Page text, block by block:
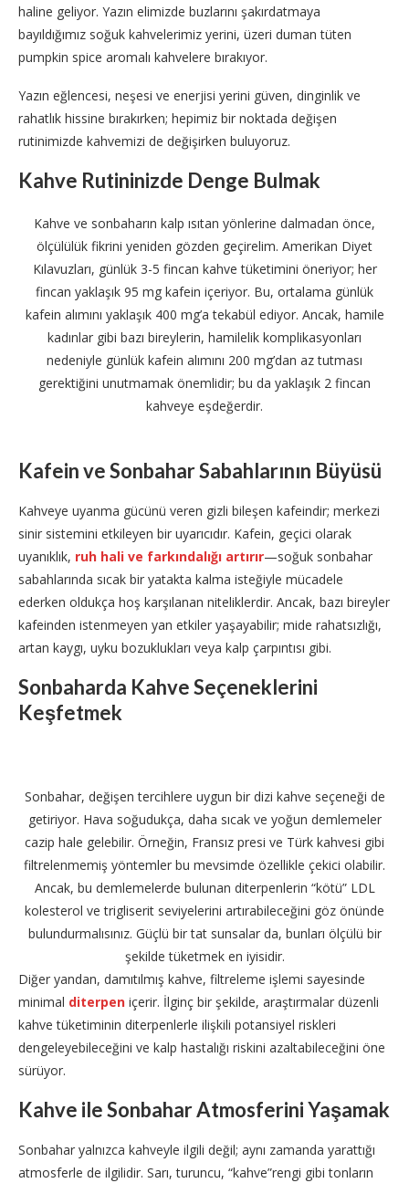
haline geliyor. Yazın elimizde buzlarını şakırdatmaya
bayıldığımız soğuk kahvelerimiz yerini, üzeri duman tüten
pumpkin spice aromalı kahvelere bırakıyor.
Yazın eğlencesi, neşesi ve enerjisi yerini güven, dinginlik ve
rahatlık hissine bırakırken; hepimiz bir noktada değişen
rutinimizde kahvemizi de değişirken buluyoruz.
Kahve Rutininizde Denge Bulmak
Kahve ve sonbaharın kalp ısıtan yönlerine dalmadan önce,
ölçülülük fikrini yeniden gözden geçirelim. Amerikan Diyet
Kılavuzları, günlük 3-5 fincan kahve tüketimini öneriyor; her
fincan yaklaşık 95 mg kafein içeriyor. Bu, ortalama günlük
kafein alımını yaklaşık 400 mg’a tekabül ediyor. Ancak, hamile
kadınlar gibi bazı bireylerin, hamilelik komplikasyonları
nedeniyle günlük kafein alımını 200 mg’dan az tutması
gerektiğini unutmamak önemlidir; bu da yaklaşık 2 fincan
kahveye eşdeğerdir.
Kafein ve Sonbahar Sabahlarının Büyüsü
Kahveye uyanma gücünü veren gizli bileşen kafeindir; merkezi
sinir sistemini etkileyen bir uyarıcıdır. Kafein, geçici olarak
uyanıklık, ruh hali ve farkındalığı artırır—soğuk sonbahar
sabahlarında sıcak bir yatakta kalma isteğiyle mücadele
ederken oldukça hoş karşılanan niteliklerdir. Ancak, bazı bireyler
kafeinden istenmeyen yan etkiler yaşayabilir; mide rahatsızlığı,
artan kaygı, uyku bozuklukları veya kalp çarpıntısı gibi.
Sonbaharda Kahve Seçeneklerini
Keşfetmek
Sonbahar, değişen tercihlere uygun bir dizi kahve seçeneği de
getiriyor. Hava soğudukça, daha sıcak ve yoğun demlemeler
cazip hale gelebilir. Örneğin, Fransız presi ve Türk kahvesi gibi
filtrelenmemiş yöntemler bu mevsimde özellikle çekici olabilir.
Ancak, bu demlemelerde bulunan diterpenlerin “kötü” LDL
kolesterol ve trigliserit seviyelerini artırabileceğini göz önünde
bulundurmalısınız. Güçlü bir tat sunsalar da, bunları ölçülü bir
şekilde tüketmek en iyisidir.
Diğer yandan, damıtılmış kahve, filtreleme işlemi sayesinde
minimal diterpen içerir. İlginç bir şekilde, araştırmalar düzenli
kahve tüketiminin diterpenlerle ilişkili potansiyel riskleri
dengeleyebileceğini ve kalp hastalığı riskini azaltabileceğini öne
sürüyor.
Kahve ile Sonbahar Atmosferini Yaşamak
Sonbahar yalnızca kahveyle ilgili değil; aynı zamanda yarattığı
atmosferle de ilgilidir. Sarı, turuncu, “kahve”rengi gibi tonların